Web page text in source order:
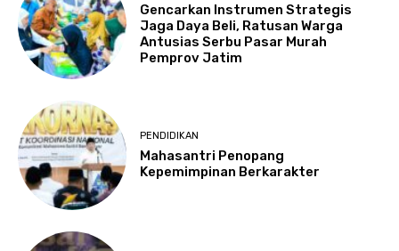
Gencarkan Instrumen Strategis
Jaga Daya Beli, Ratusan Warga
Antusias Serbu Pasar Murah
Pemprov Jatim
PENDIDIKAN
Mahasantri Penopang
Kepemimpinan Berkarakter